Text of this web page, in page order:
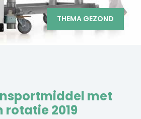
THEMA GEZOND
met
rotatie 2019